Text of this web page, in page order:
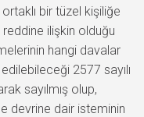
bir tüzel kişiliğe
reddine ilişkin olduğu
hangi davalar
2577 sayılı
sayılmış olup,
devrine dair isteminin